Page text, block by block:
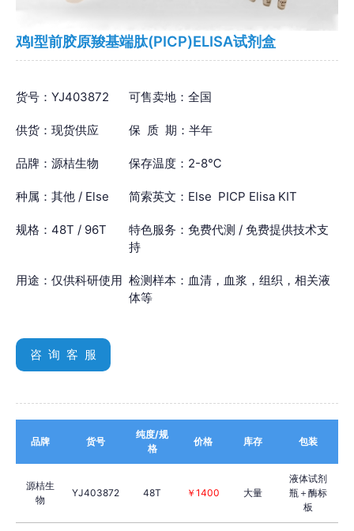
鸡I型前胶原羧基端肽(PICP)ELISA试剂盒
货号：YJ403872 可售卖地：全国
供货：现货供应 保 质 期：半年
品牌：源桔生物 保存温度：2-8℃
种属：其他 / Else 简索英文：Else PICP Elisa KIT
规格：48T / 96T
特色服务：免费代测 / 免费提供技术支
持
用途：仅供科研使用 检测样本：血清，血浆，组织，相关液
体等
咨 询 客 服
品牌 货号
纯度/规
格
价格 库存 包装
源桔生
物
YJ403872 48T ￥1400 大量
液体试剂
瓶＋酶标
板